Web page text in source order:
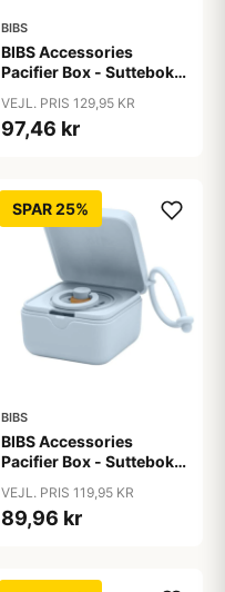
BIBS
BIBS Accessories
Pacifier Box - Sutteboks
Meadow/Blossom
VEJL. PRIS 129,95 KR
97,46 kr
SPAR 25%
BIBS
BIBS Accessories
Pacifier Box - Sutteboks
Baby Blue
VEJL. PRIS 119,95 KR
89,96 kr